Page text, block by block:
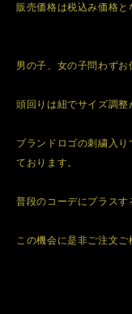
販売価格は税込み価格と
男の子、女の子問わずお
頭回りは紐でサイズ調
ブランドロゴの刺繍入
ております。
普段のコーデにプラス
この機会に是非ご注文ご